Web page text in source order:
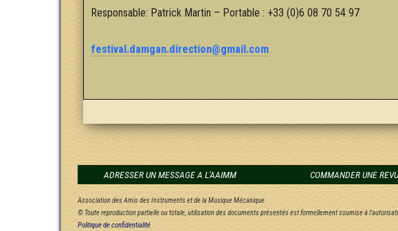
Responsable: Patrick Martin – Portable : +33 (0)6 08 70 54 97
festival.damgan.direction@gmail.com
ADRESSER UN MESSAGE A L'AAIMM COMMANDER UNE
Association des Amis des Instruments et de la Musique Mécanique
© Toute reproduction partielle ou totale, utilisation des documents présentés est formellement soumise à
Politique de confidentialité